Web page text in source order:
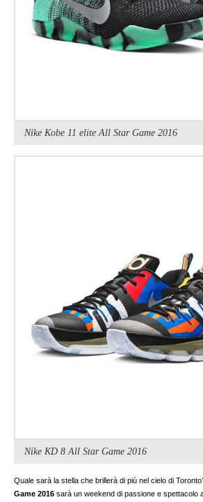
Nike Kobe 11 elite All Star Game 2016
Nike KD 8 All Star Game 2016
Quale sarà la stella che brillerà di più nel cielo di
Game 2016 sarà un weekend di passione e spettacolo